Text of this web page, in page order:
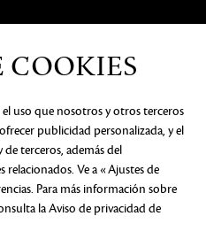
LEGALES
NO
COOKIES
todos los
comerciales son
dueños.
COOKIES
uso que nosotros y otros terceros
publicidad personalizada, y el
terceros, además del
relacionados. Ve a «Ajustes de
Para más información sobre
la Aviso de privacidad de